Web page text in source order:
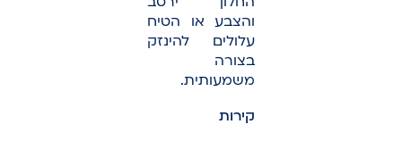
והצבע או הטיח
עלולים להינזק
בצורה
משמעותית.
קירות